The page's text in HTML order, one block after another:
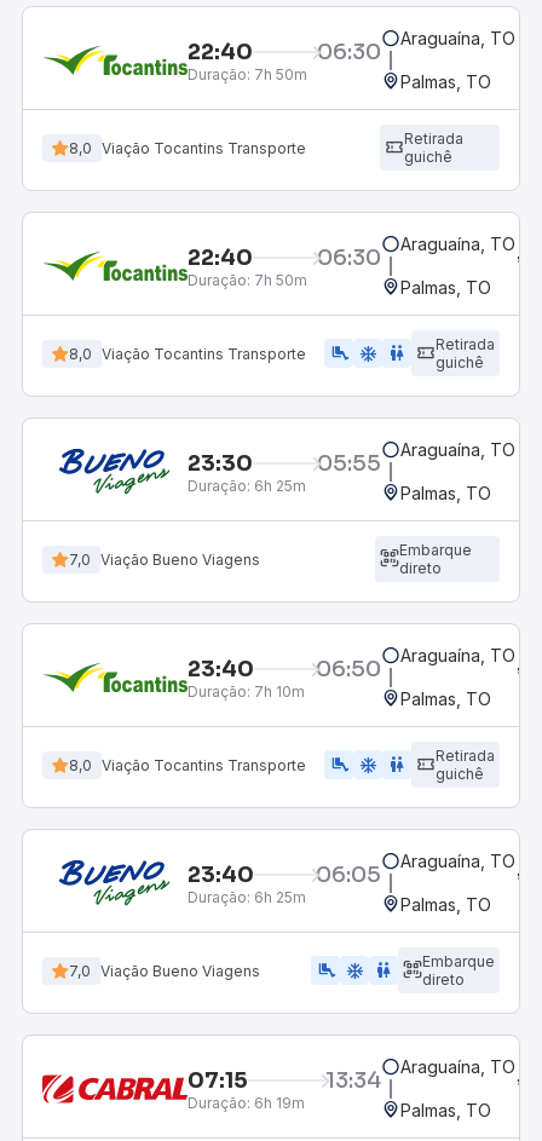
22:40 06:30
Duração: 7h 50m
Araguaína, TO
Palmas, TO
8,0 Viação Tocantins Transporte
Retirada
guichê
22:40 06:30
Duração: 7h 50m
Araguaína, TO
Palmas, TO
8,0 Viação Tocantins Transporte airline_seat_legroom_extra ac_unit wc
Retirada
guichê
23:30 05:55
Duração: 6h 25m
Araguaína, TO
Palmas, TO
7,0 Viação Bueno Viagens
Embarque
direto
23:40 06:50
Duração: 7h 10m
Araguaína, TO
Palmas, TO
8,0 Viação Tocantins Transporte airline_seat_legroom_extra ac_unit wc
Retirada
guichê
23:40 06:05
Duração: 6h 25m
Araguaína, TO
Palmas, TO
7,0 Viação Bueno Viagens airline_seat_legroom_extra ac_unit wc
Embarque
direto
07:15 13:34
Duração: 6h 19m
Araguaína, TO
Palmas, TO